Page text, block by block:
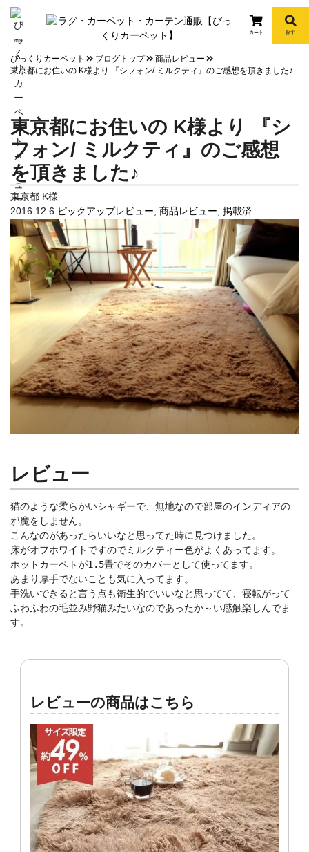
info
カート 探す
びっくりカーペット ブログトップ
商品レビュー
東京都にお住いの K様より 『シフォン/ ミルクティ』のご感想を頂きました♪
東京都にお住いの K様より 『シ
フォン/ ミルクティ』のご感想
を頂きました♪
東京都 K様
2016.12.6 ピックアップレビュー 商品レビュー 掲載済
レビュー
猫のような柔らかいシャギーで、無地なので部屋のインディアの
邪魔をしません。
こんなのがあったらいいなと思ってた時に見つけました。
床がオフホワイトですのでミルクティー色がよくあってます。
ホットカーペトが1.5畳でそのカバーとして使ってます。
あまり厚手でないことも気に入ってます。
手洗いできると言う点も衛生的でいいなと思ってて、寝転がって
ふわふわの毛並み野猫みたいなのであったか～い感触楽しんでま
す。
レビューの商品はこちら